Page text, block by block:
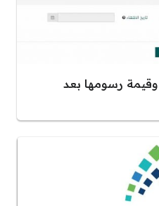
رسومها بعد